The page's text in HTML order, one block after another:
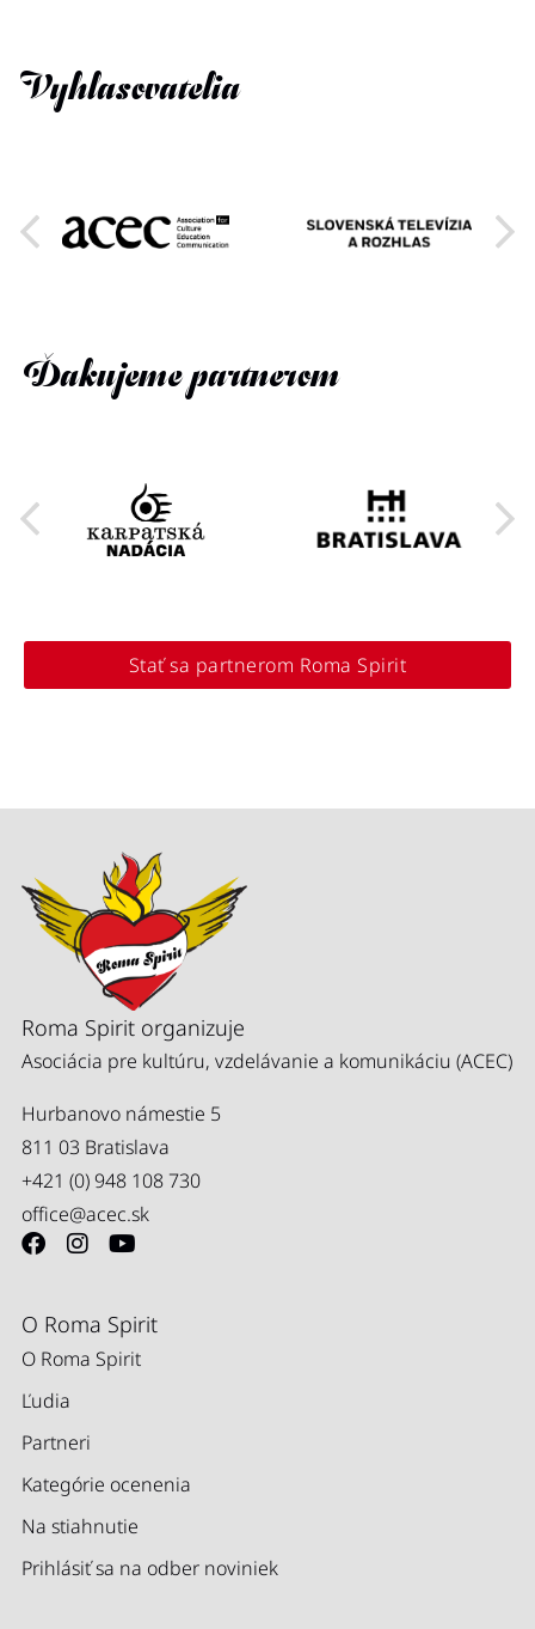
Vyhlasovatelia
Ďakujeme partnerom
Stať sa partnerom Roma Spirit
Roma Spirit organizuje
Asociácia pre kultúru, vzdelávanie a komunikáciu (ACEC)
Hurbanovo námestie 5
811 03 Bratislava
+421 (0) 948 108 730
office@acec.sk
O Roma Spirit
O Roma Spirit
Ľudia
Partneri
Kategórie ocenenia
Na stiahnutie
Prihlásiť sa na odber noviniek